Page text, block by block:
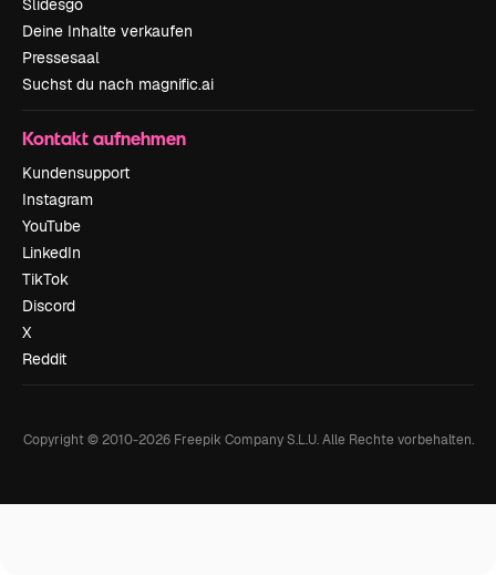
Slidesgo
Deine Inhalte verkaufen
Pressesaal
Suchst du nach magnific.ai
Kontakt aufnehmen
Kundensupport
Instagram
YouTube
LinkedIn
TikTok
Discord
X
Reddit
Copyright © 2010-2026Freepik Company S.L.U. Alle Rechte vorbehalten.